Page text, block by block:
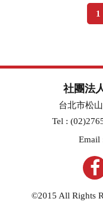
1
社團法
台北市松
Tel :
Email
©2015 All Rights